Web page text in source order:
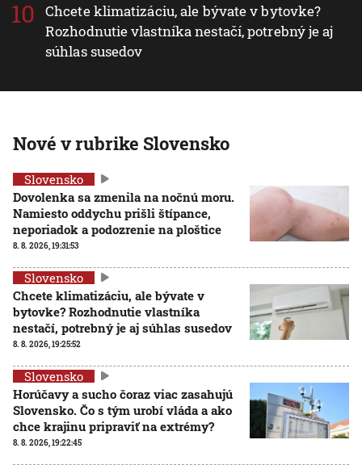
Chcete klimatizáciu, ale bývate v bytovke?
Rozhodnutie vlastníka nestačí, potrebný je aj
súhlas susedov
Nové v rubrike Slovensko
Slovensko
Dovolenka sa zmenila na nočnú moru.
Namiesto oddychu prišli štípance,
neporiadok a podozrenie na ploštice
8. 8. 2026, 19:31:53
Slovensko
Chcete klimatizáciu, ale bývate v
bytovke? Rozhodnutie vlastníka
nestačí, potrebný je aj súhlas susedov
8. 8. 2026, 19:25:52
Slovensko
Horúčavy a sucho čoraz viac zasahujú
Slovensko. Čo s tým urobí vláda a ako
chce krajinu pripraviť na extrémy?
8. 8. 2026, 19:22:45